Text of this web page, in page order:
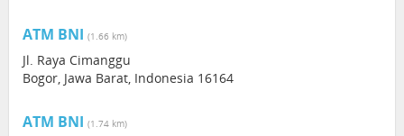
ATM BNI (1.66 km)
Jl. Raya Cimanggu
Bogor, Jawa Barat, Indonesia 16164
ATM BNI (1.74 km)